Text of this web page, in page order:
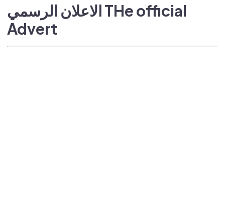
الاعلان الرسمي THe official
Advert